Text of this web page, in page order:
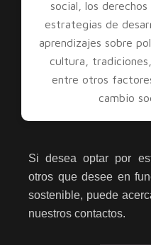
social, los
estrategias de
aprendizajes sobre
cultura,
entre otros
cambio
Si desea optar por
otros que desee en
sostenible, puede
nuestros contactos.